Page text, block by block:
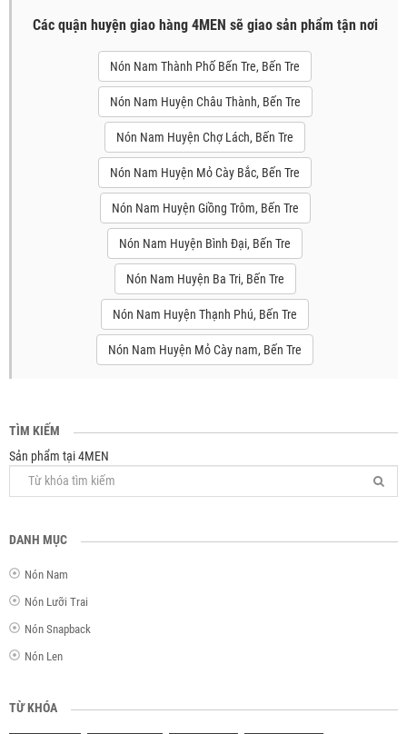
Các quận huyện giao hàng 4MEN sẽ giao sản phẩm tận nơi
Nón Nam Thành Phố Bến Tre, Bến Tre
Nón Nam Huyện Châu Thành, Bến Tre
Nón Nam Huyện Chợ Lách, Bến Tre
Nón Nam Huyện Mỏ Cày Bắc, Bến Tre
Nón Nam Huyện Giồng Trôm, Bến Tre
Nón Nam Huyện Bình Đại, Bến Tre
Nón Nam Huyện Ba Tri, Bến Tre
Nón Nam Huyện Thạnh Phú, Bến Tre
Nón Nam Huyện Mỏ Cày nam, Bến Tre
TÌM KIẾM
Sản phẩm tại 4MEN
DANH MỤC
Nón Nam
Nón Lưỡi Trai
Nón Snapback
Nón Len
TỪ KHÓA